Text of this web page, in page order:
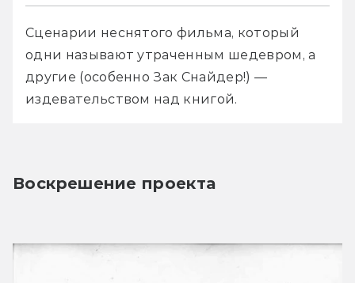
Сценарии неснятого фильма, который
одни называют утраченным шедевром, а
другие (особенно Зак Снайдер!) —
издевательством над книгой.
Воскрешение проекта